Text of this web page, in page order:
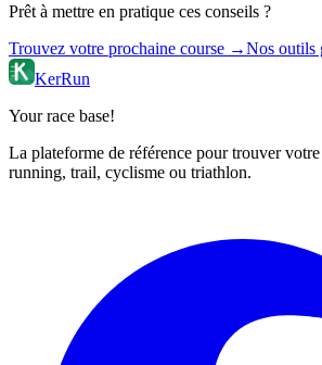
Prêt à mettre en pratique ces conseils ?
Trouvez votre prochaine course →Nos outils
KerRun
Your race base!
La plateforme de référence pour trouver
running, trail, cyclisme ou triathlon.